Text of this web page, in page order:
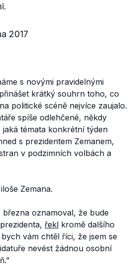
2017
s novými pravidelnými
krátký souhrn toho, co
politické scéně nejvíce zaujalo.
spíše odlehčené, někdy
témata konkrétní týden
s prezidentem Zemanem,
v podzimních volbách a
Zemana.
března oznamoval, že bude
řekl kromě dalšího
vám chtěl říci, že jsem se
nevést žádnou osobní